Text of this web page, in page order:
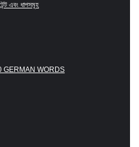
এবং ধাপসমূহ
500 GERMAN WORDS